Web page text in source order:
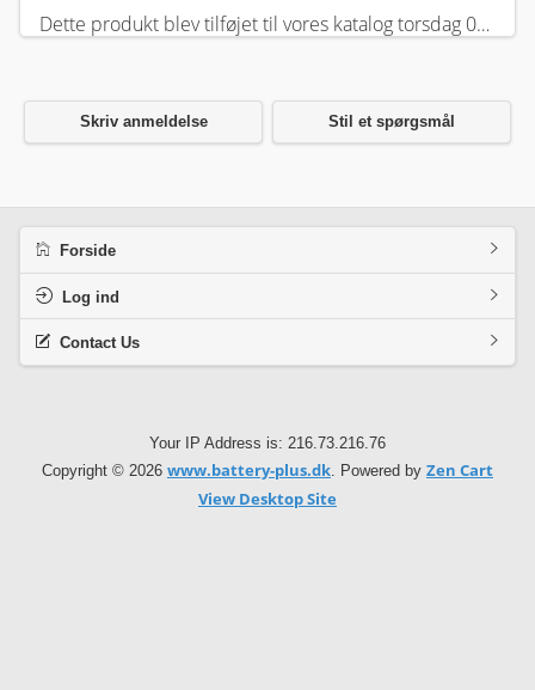
Dette produkt blev tilføjet til vores katalog torsdag 05 februar, 2026.
Skriv anmeldelse Stil et spørgsmål
Forside
Log ind
Contact Us
Your IP Address is: 216.73.216.76
Copyright © 2026 www.battery-plus.dk. Powered by Zen Cart
View Desktop Site